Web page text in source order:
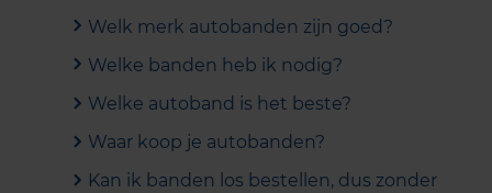
Welk merk autobanden zijn goed?
Welke banden heb ik nodig?
Welke autoband is het beste?
Waar koop je autobanden?
Kan ik banden los bestellen, dus zonder